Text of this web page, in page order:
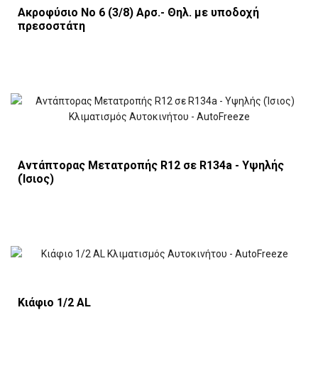
Ακροφύσιο Νο 6 (3/8) Αρσ.- Θηλ. με υποδοχή
πρεσοστάτη
Αντάπτορας Μετατροπής R12 σε R134a - Υψηλής
(Ίσιος)
Κιάφιο 1/2 AL